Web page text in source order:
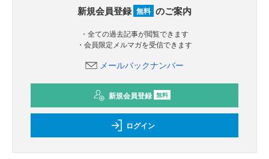
新規会員登録 無料 のご案内
・全ての過去記事が閲覧できます
・会員限定メルマガを受信できます
メールバックナンバー
新規会員登録 無料
ログイン